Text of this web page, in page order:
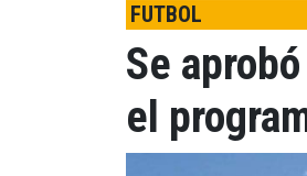
FUTBOL
Se
el